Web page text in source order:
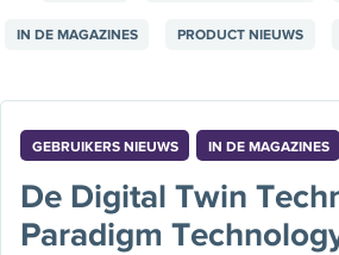
IN DE MAGAZINES PRODUCT NIEUWS
GEBRUIKERS NIEUWS IN DE MAGAZINES
De Digital Twin
Paradigm